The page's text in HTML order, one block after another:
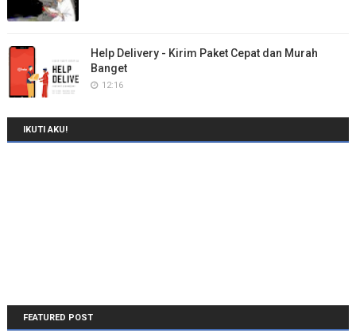
Help Delivery - Kirim Paket Cepat dan Murah
Banget
12:16
IKUTI AKU!
FEATURED POST